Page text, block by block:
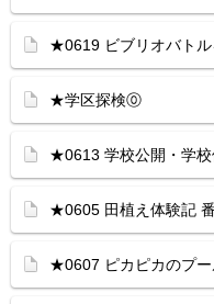
★0619 ビブリオバトル
★学区探検⓪
★0613 学校公開・学
★0605 田植え体験記
★0607 ピカピカのプ